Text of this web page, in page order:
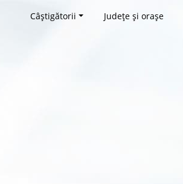
Câștigătorii Județe și orașe